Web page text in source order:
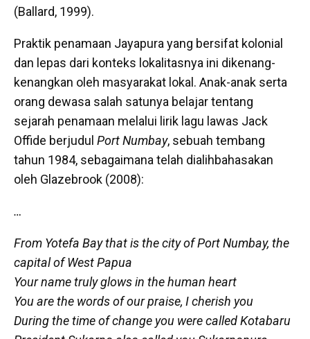
(Ballard, 1999).
Praktik penamaan Jayapura yang bersifat kolonial
dan lepas dari konteks lokalitasnya ini dikenang-
kenangkan oleh masyarakat lokal. Anak-anak serta
orang dewasa salah satunya belajar tentang
sejarah penamaan melalui lirik lagu lawas Jack
Offide berjudul Port Numbay, sebuah tembang
tahun 1984, sebagaimana telah dialihbahasakan
oleh Glazebrook (2008):
…
From Yotefa Bay that is the city of Port Numbay, the
capital of West Papua
Your name truly glows in the human heart
You are the words of our praise, I cherish you
During the time of change you were called Kotabaru